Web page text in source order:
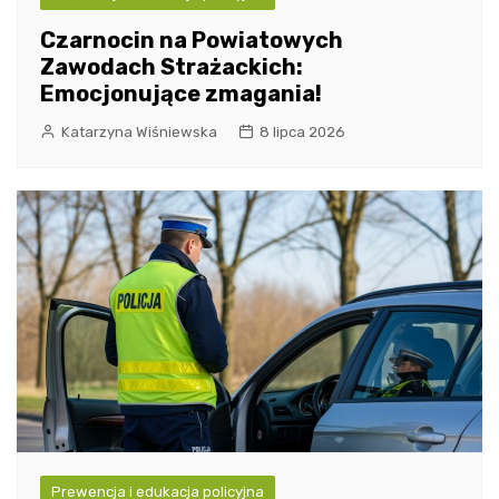
Czarnocin na Powiatowych
Zawodach Strażackich:
Emocjonujące zmagania!
Katarzyna Wiśniewska 8 lipca 2026
Prewencja i edukacja policyjna